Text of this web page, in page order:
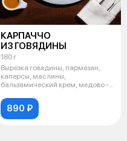
КАРПАЧЧО
ИЗ ГОВЯДИНЫ
180 г
Вырезка говядины, пармезан,
каперсы, маслины,
бальзамический крем, медово -
890 ₽